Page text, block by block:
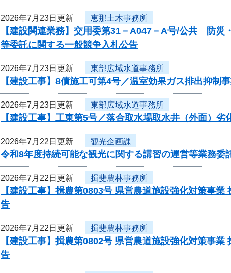
2026年7月23日更新 恵那土木事務所
【建設関連業務】交用委第31－A047－A号/公共 防
等委託に関する一般競争入札公告
2026年7月23日更新 東部広域水道事務所
【建設工事】8債施工可第4号／温室効果ガス排出抑制
2026年7月23日更新 東部広域水道事務所
【建設工事】工東第5号／落合取水場取水井（外面）劣
2026年7月22日更新 観光企画課
令和8年度持続可能な観光に関する講習の運営等業務委
2026年7月22日更新 揖斐農林事務所
【建設工事】揖農第0803号 県営農道施設強化対策事
告
2026年7月22日更新 揖斐農林事務所
【建設工事】揖農第0802号 県営農道施設強化対策事
告